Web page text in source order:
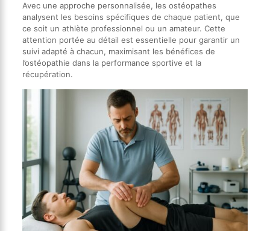
Avec une approche personnalisée, les ostéopathes
analysent les besoins spécifiques de chaque patient, que
ce soit un athlète professionnel ou un amateur. Cette
attention portée au détail est essentielle pour garantir un
suivi adapté à chacun, maximisant les bénéfices de
l’ostéopathie dans la performance sportive et la
récupération.